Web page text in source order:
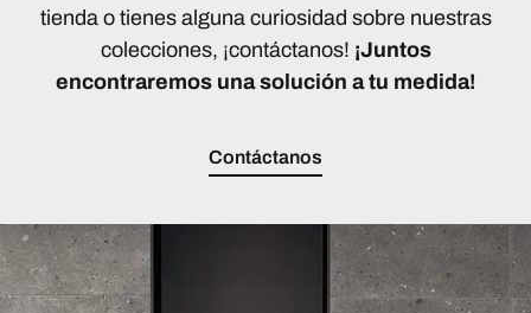
tienda o tienes alguna curiosidad sobre nuestras
colecciones, ¡contáctanos! ¡Juntos
encontraremos una solución a tu medida!
Contáctanos